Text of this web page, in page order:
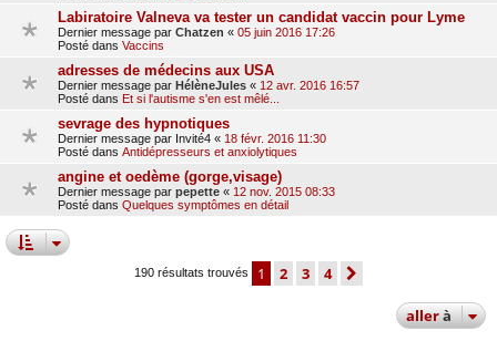
Labiratoire Valneva va tester un candidat vaccin pour Lyme
Dernier message par Chatzen « 05 juin 2016 17:26
Posté dans Vaccins
adresses de médecins aux USA
Dernier message par HélèneJules « 12 avr. 2016 16:57
Posté dans Et si l'autisme s'en est mêlé...
sevrage des hypnotiques
Dernier message par Invité4 « 18 févr. 2016 11:30
Posté dans Antidépresseurs et anxiolytiques
angine et oedème (gorge,visage)
Dernier message par pepette « 12 nov. 2015 08:33
Posté dans Quelques symptômes en détail
190 résultats trouvés 1 2 3 4
allerà